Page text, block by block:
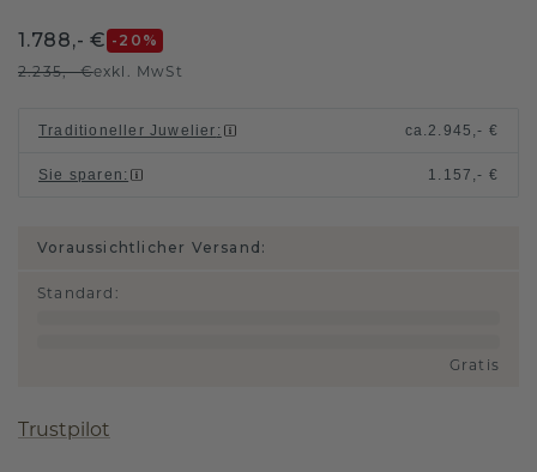
1.788,- € -20 %
2.235,- €exkl. MwSt
Traditioneller Juwelier : ca.2.945,- €
Sie sparen : 1.157,- €
Voraussichtlicher Versand:
Standard :
Gratis
Trustpilot